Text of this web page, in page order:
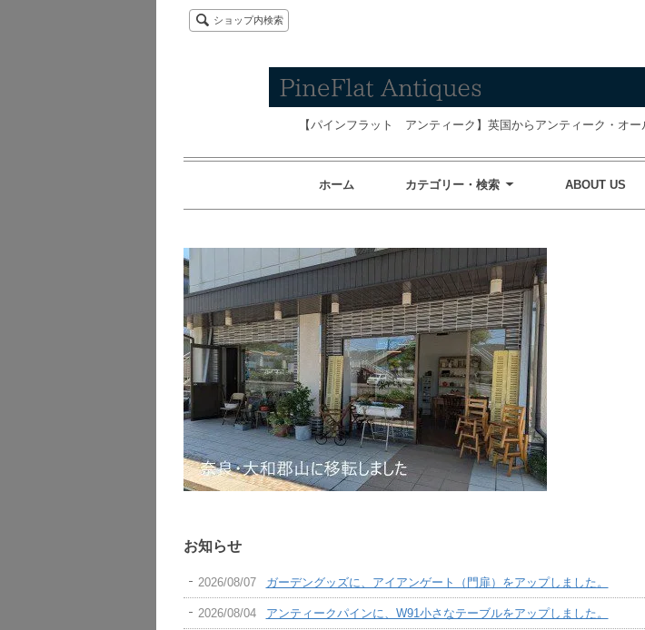
ショップ内検索
【パインフラット アンティーク】英国からアンティーク・オ
ホーム カテゴリー・検索 ABOUT US
お知らせ
2026/08/07 ガーデングッズに、アイアンゲート（門扉）をアップしました。
2026/08/04 アンティークパインに、W91小さなテーブルをアップしました。